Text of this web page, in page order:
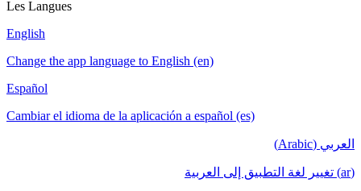
Les Langues
English
Change the app language to English (en)
Español
Cambiar el idioma de la aplicación a español (es)
العربي (Arabic)
(ar) تغيير لغة التطبيق إلى العربية